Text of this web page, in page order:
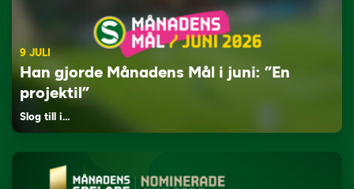
9 JULI
Han gjorde Månadens Mål i juni: ”En
projektil”
Slog till i…